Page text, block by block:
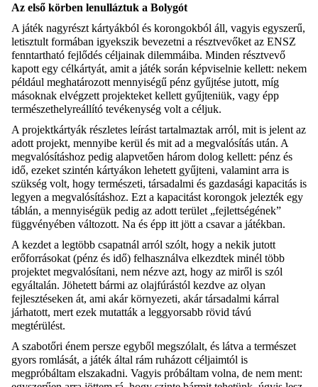
Az első körben lenulláztuk a Bolygót
A játék nagyrészt kártyákból és korongokból áll, vagyis egyszerű,
letisztult formában igyekszik bevezetni a résztvevőket az ENSZ
fenntartható fejlődés céljainak dilemmáiba. Minden résztvevő
kapott egy célkártyát, amit a játék során képviselnie kellett: nekem
például meghatározott mennyiségű pénz gyűjtése jutott, míg
másoknak elvégzett projekteket kellett gyűjteniük, vagy épp
természethelyreállító tevékenység volt a céljuk.
A projektkártyák részletes leírást tartalmaztak arról, mit is jelent az
adott projekt, mennyibe kerül és mit ad a megvalósítás után. A
megvalósításhoz pedig alapvetően három dolog kellett: pénz és
idő, ezeket szintén kártyákon lehetett gyűjteni, valamint arra is
szükség volt, hogy természeti, társadalmi és gazdasági kapacitás is
legyen a megvalósításhoz. Ezt a kapacitást korongok jelezték egy
táblán, a mennyiségük pedig az adott terület „fejlettségének”
függvényében változott. Na és épp itt jött a csavar a játékban.
A kezdet a legtöbb csapatnál arról szólt, hogy a nekik jutott
erőforrásokat (pénz és idő) felhasználva elkezdtek minél több
projektet megvalósítani, nem nézve azt, hogy az miről is szól
egyáltalán. Jöhetett bármi az olajfúrástól kezdve az olyan
fejlesztéseken át, ami akár környezeti, akár társadalmi kárral
járhatott, mert ezek mutatták a leggyorsabb rövid távú
megtérülést.
A szabotőri énem persze egyből megszólalt, és látva a természet
gyors romlását, a játék által rám ruházott céljaimtól is
megpróbáltam elszakadni. Vagyis próbáltam volna, de nem ment: